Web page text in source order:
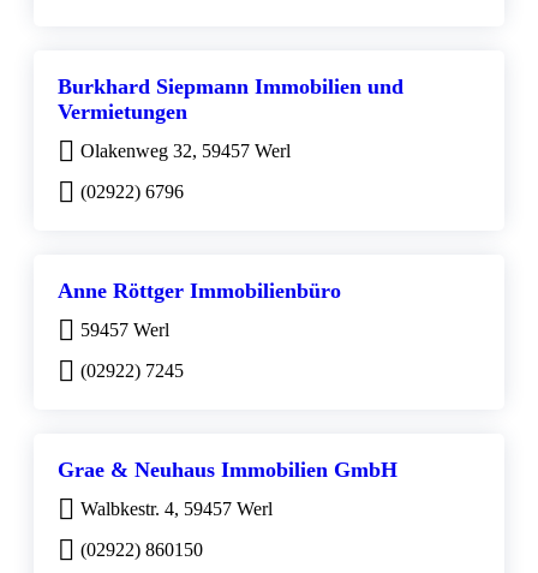
Burkhard Siepmann Immobilien und
Vermietungen
Olakenweg 32, 59457 Werl
(02922) 6796
Anne Röttger Immobilienbüro
59457 Werl
(02922) 7245
Grae & Neuhaus Immobilien GmbH
Walbkestr. 4, 59457 Werl
(02922) 860150